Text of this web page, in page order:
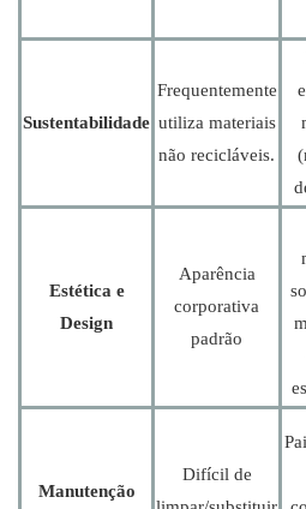
Sustentabilidade
Frequentemente
utiliza materiais
não recicláveis.
Estética e
Design
Aparência
corporativa
padrão
Manutenção
Difícil de